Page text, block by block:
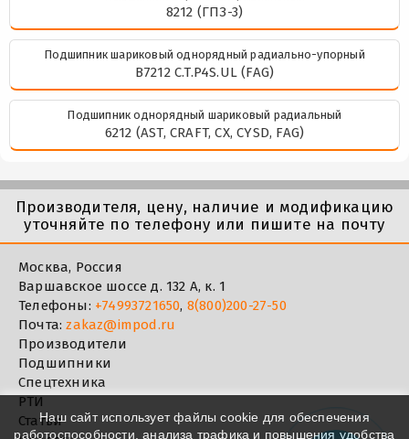
8212 (ГПЗ-3)
Подшипник шариковый однорядный радиально-упорный
B7212 C.T.P4S.UL (FAG)
Подшипник однорядный шариковый радиальный
6212 (AST, CRAFT, CX, CYSD, FAG)
Производителя, цену, наличие и модификацию
уточняйте по телефону или пишите на почту
Москва, Россия
Варшавское шоссе д. 132 А, к. 1
Телефоны: +74993721650, 8(800)200-27-50
Почта:zakaz@impod.ru
Производители
Подшипники
Спецтехника
РТИ
СтатьиНаш сайт использует файлы cookie для обеспечения
работоспособности, анализа трафика и повышения удобства